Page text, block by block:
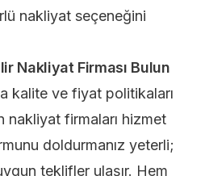
nakliyat seçeneğini
Nakliyat Firması Bulun
kalite ve fiyat politikaları
nakliyat firmaları hizmet
doldurmanız yeterli;
teklifler ulaşır. Hem